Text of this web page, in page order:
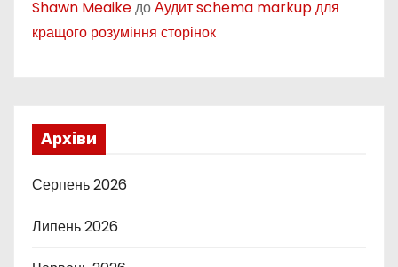
Shawn MeaikeдоАудит schema markup для
кращого розуміння сторінок
Архіви
Серпень 2026
Липень 2026